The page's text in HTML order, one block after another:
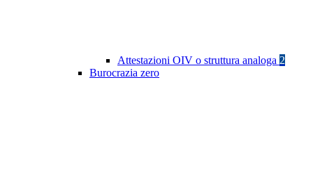
Attestazioni OIV o struttura analoga 2
Burocrazia zero